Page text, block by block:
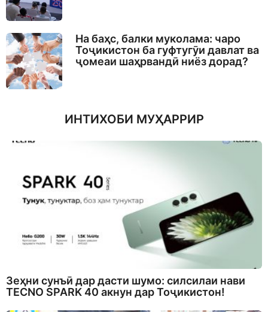
На баҳс, балки муколама: чаро
Тоҷикистон ба гуфтугӯи давлат ва
ҷомеаи шаҳрвандӣ ниёз дорад?
ИНТИХОБИ МУҲАРРИР
Зеҳни сунъӣ дар дасти шумо: силсилаи нави
TECNO SPARK 40 акнун дар Тоҷикистон!